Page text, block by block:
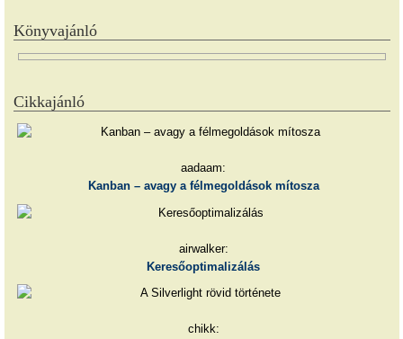
Könyvajánló
Cikkajánló
aadaam:
Kanban – avagy a félmegoldások mítosza
airwalker:
Keresőoptimalizálás
chikk: